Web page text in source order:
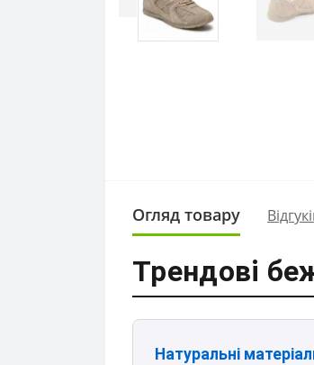
Огляд товару
Трендові
Натуральні